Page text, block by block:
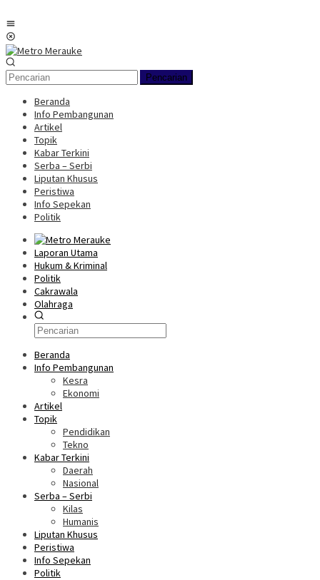
ke
konten
Pencarian
Beranda
Info Pembangunan
Artikel
Topik
Kabar Terkini
Serba – Serbi
Liputan Khusus
Peristiwa
Info Sepekan
Politik
Laporan Utama
Hukum & Kriminal
Politik
Cakrawala
Olahraga
Beranda
Info Pembangunan
Kesra
Ekonomi
Artikel
Topik
Pendidikan
Tekno
Kabar Terkini
Daerah
Nasional
Serba – Serbi
Kilas
Humanis
Liputan Khusus
Peristiwa
Info Sepekan
Politik